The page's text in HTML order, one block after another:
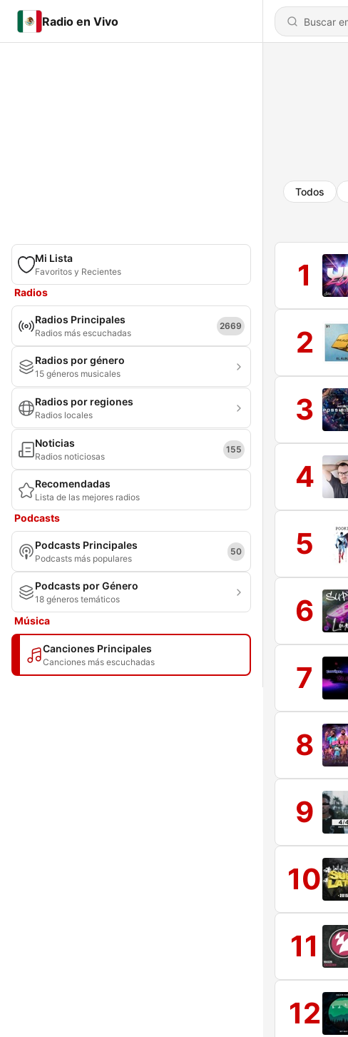
Radio en Vivo
Mi Lista
Favoritos y Recientes
Radios
Radios Principales
Radios más escuchadas
2669
Radios por género
15 géneros musicales
Radios por regiones
Radios locales
Noticias
Radios noticiosas
155
Recomendadas
Lista de las mejores radios
Podcasts
Podcasts Principales
Podcasts más populares
50
Podcasts por Género
18 géneros temáticos
Música
Canciones Principales
Canciones más escuchadas
Todos
1
2
3
4
5
6
7
8
9
10
11
12